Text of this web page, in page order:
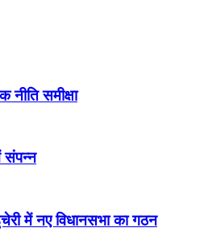
नीति समीक्षा
संपन्न
में नए विधानसभा का गठन